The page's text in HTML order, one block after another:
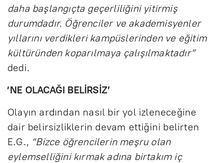
daha başlangıçta geçerliliğini yitirmiş
durumdadır. Öğrenciler ve akademisyenler
yıllarını verdikleri kampüslerinden ve eğitim
kültüründen koparılmaya çalışılmaktadır”
dedi.
‘NE OLACAĞI BELİRSİZ’
Olayın ardından nasıl bir yol izleneceğine
dair belirsizliklerin devam ettiğini belirten
E.G., “Bizce öğrencilerin meşru olan
eylemselliğini kırmak adına birtakım iç